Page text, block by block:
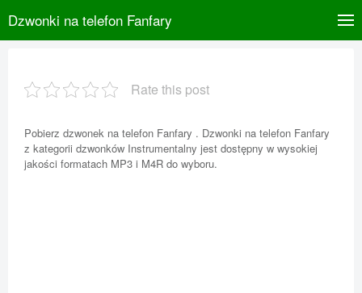
Dzwonki na telefon Fanfary
Rate this post
Pobierz dzwonek na telefon Fanfary . Dzwonki na telefon Fanfary
z kategorii dzwonków Instrumentalny jest dostępny w wysokiej
jakości formatach MP3 i M4R do wyboru.